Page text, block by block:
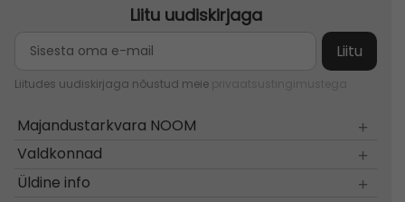
Liitu uudiskirjaga
Liitudes uudiskirjaga nõustud meie
Majandustarkvara NOOM
Valdkonnad
Üldine info